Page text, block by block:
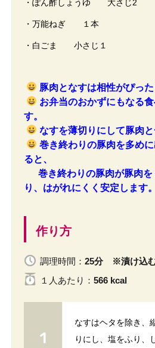
・ぽん酢しょうゆ 大さじ2
・万能ねぎ １本
・白ごま 小さじ１
豚肉となすは相性がぴった
お弁当のおかずにもなる
す。
なすを薄切りにして豚肉と
巻き終わりの豚肉を多め
ると、
巻き終わりの豚肉が豚肉を
り、はがれにくく安定します。
作り方
調理時間： 25分 ※漬け込む
１人 あたり ： 566 kcal
なすはヘタを除き、
りにし、塩をふり、